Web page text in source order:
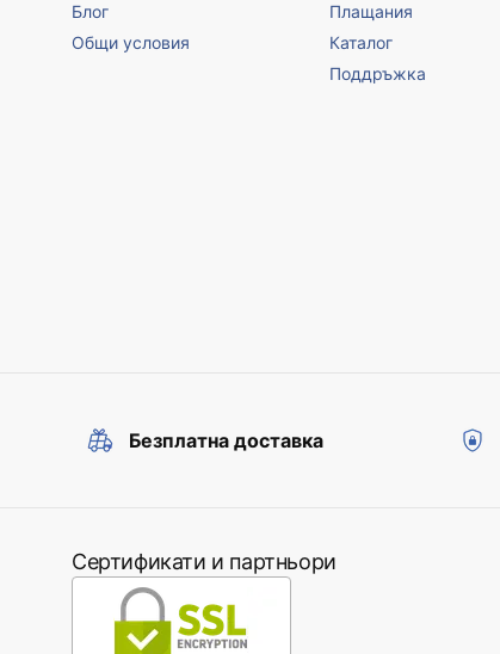
Блог
Общи условия
Плащания
Каталог
Поддръжка
Безплатна доставка
Сертификати и партньори